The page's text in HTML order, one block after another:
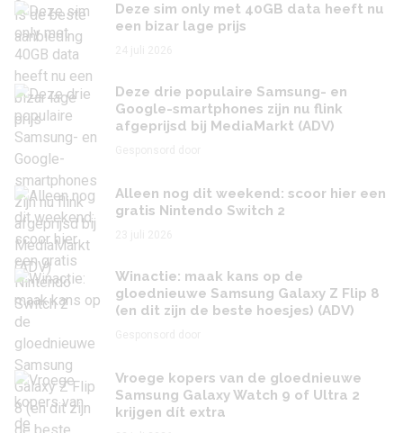
Deze sim only met 40GB data heeft nu
een bizar lage prijs
Deze drie populaire Samsung- en
Google-smartphones zijn nu flink
afgeprijsd bij MediaMarkt (ADV)
Alleen nog dit weekend: scoor hier een
gratis Nintendo Switch 2
Winactie: maak kans op de
gloednieuwe Samsung Galaxy Z Flip 8
(en dit zijn de beste hoesjes) (ADV)
Vroege kopers van de gloednieuwe
Samsung Galaxy Watch 9 of Ultra 2
krijgen dít extra